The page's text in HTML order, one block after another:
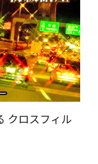
クロスフィル